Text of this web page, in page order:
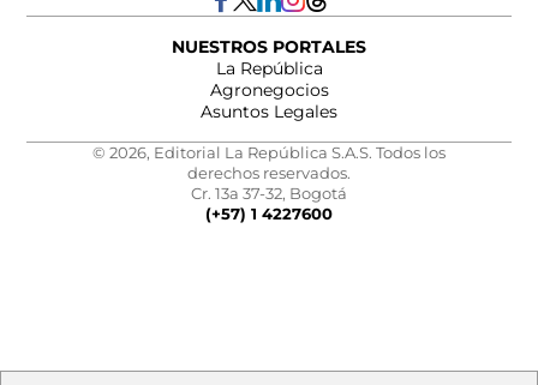
NUESTROS PORTALES
La República
Agronegocios
Asuntos Legales
© 2026, Editorial La República S.A.S. Todos los
derechos reservados.
Cr. 13a 37-32, Bogotá
(+57) 1 4227600